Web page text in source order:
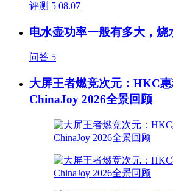
评测 5 08.07
电水壶功率一般有多大，烧
问答 5
大屏王者燃竞次元：HKC
ChinaJoy 2026全景回顾